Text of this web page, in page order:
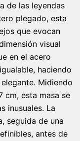
de las leyendas
plegado, esta
que evocan
visual
en el acero
haciendo
Midiendo
cm, esta masa se
inusuales. La
seguida de una
antes de